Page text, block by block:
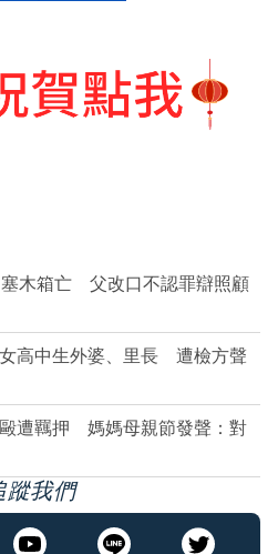
木箱亡 父改口不認罪辯照顧
高中生外婆、里長 遭檢方聲
遭羈押 媽媽母親節發聲：對
蹤我們